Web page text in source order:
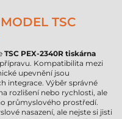
TSC
TSC PEX-2340R tiskárna
Kompatibilita mezi
upevnění jsou
integrace. Výběr správné
rozlišení nebo rychlosti, ale
průmyslového prostředí.
nasazení, ale nejste si jisti